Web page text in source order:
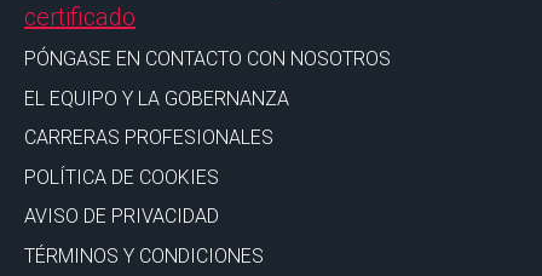
certificado
PÓNGASE EN CONTACTO CON NOSOTROS
EL EQUIPO Y LA GOBERNANZA
CARRERAS PROFESIONALES
POLÍTICA DE COOKIES
AVISO DE PRIVACIDAD
TÉRMINOS Y CONDICIONES